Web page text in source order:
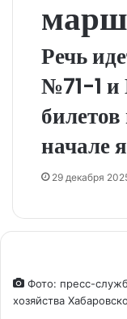
Речь
№71-1 и
начале
29 декабря
Фото: пресс-
хозяйства